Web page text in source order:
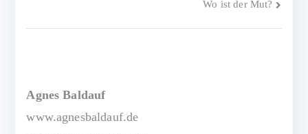
Wo ist der Mut?
Agnes Baldauf
www.agnesbaldauf.de